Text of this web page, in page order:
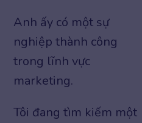
Anh ấy có một sự
nghiệp thành công
trong lĩnh vực
marketing.
Tôi đang tìm kiếm một